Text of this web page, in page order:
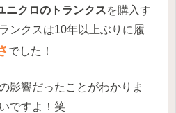
ニクロのトランクスを購入す
ンクスは10年以上ぶりに履
でした！
影響だったことがわかりま
ですよ！笑